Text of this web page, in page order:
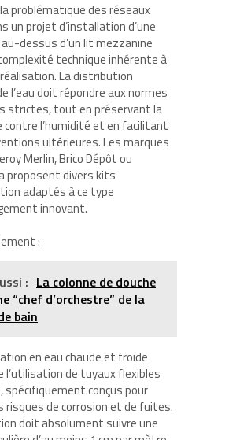
problématique des réseaux
un projet d’installation d’une
dessus d’un lit mezzanine
technique inhérente à
La distribution
l’eau doit répondre aux normes
strictes, tout en préservant la
l’humidité et en facilitant
ultérieures. Les marques
Merlin, Brico Dépôt ou
proposent divers kits
adaptés à ce type
innovant.
:
: La colonne de douche
“chef d’orchestre” de la
bain
en eau chaude et froide
l’utilisation de tuyaux flexibles
spécifiquement conçus pour
risques de corrosion et de fuites.
doit absolument suivre une